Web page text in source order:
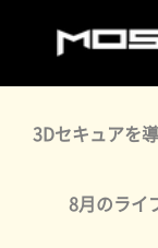
3Dセキュアを
8月のライ